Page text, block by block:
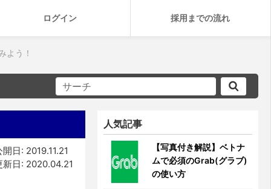
ログイン 採用までの流れ
よう！
開日: 2019.11.21
新日: 2020.04.21
人気記事
【写真付き解説】ベトナ
ムで必須のGrab(グラブ)
の使い方